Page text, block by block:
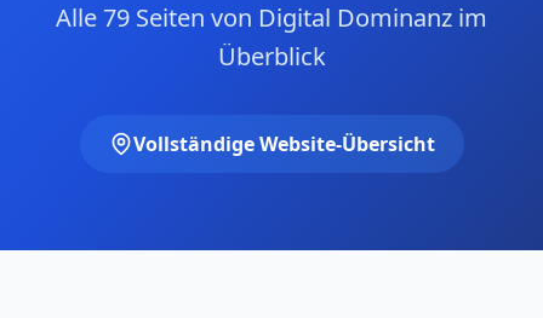
Alle79 Seiten von Digital Dominanz im
Überblick
Vollständige Website-Übersicht